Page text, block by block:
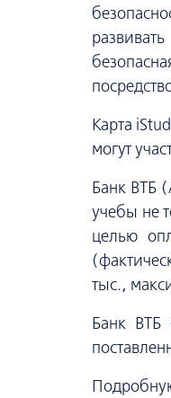
Карта
могут
Банк ВТБ
учебы не
целью
тыс.,
Банк ВТБ